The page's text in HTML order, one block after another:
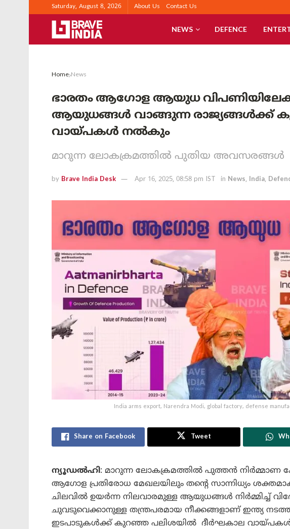
Saturday, August 8, 2026 About Us Contact Us
NEWS DEFENCE
Home News
ഭാരതം ആഗോള ആയുധ
ആയുധങ്ങൾ വാങ്ങുന്ന രാജ്യങ്ങൾക്ക്
വായ്പകൾ നൽകും
മാറുന്ന ലോകക്രമത്തിൽ പുതിയ അവസരങ്ങൾ
by Brave India Desk Apr 16, 2025, 08:58 pm IST in News, India,
India arms export, Narendra Modi, global factory, defense
Share on Facebook Tweet
ന്യൂഡൽഹി: മാറുന്ന ലോകക്രമത്തിൽ പുത്തൻ നിർമ്മാണ
ആഗോള പ്രതിരോധ മേഖലയിലും തൻ്റെ സാന്നിധ്യം
ചിലവിൽ ഉയർന്ന നിലവാരമുള്ള ആയുധങ്ങൾ നിർമ്മിച്ച്
ചുവടുവെക്കാനുള്ള തന്ത്രപരമായ നീക്കങ്ങളാണ് ഇന്ത്യ
ഇടപാടുകൾക്ക് കുറഞ്ഞ പലിശയിൽ ദീർഘകാല വായ്പകൾ